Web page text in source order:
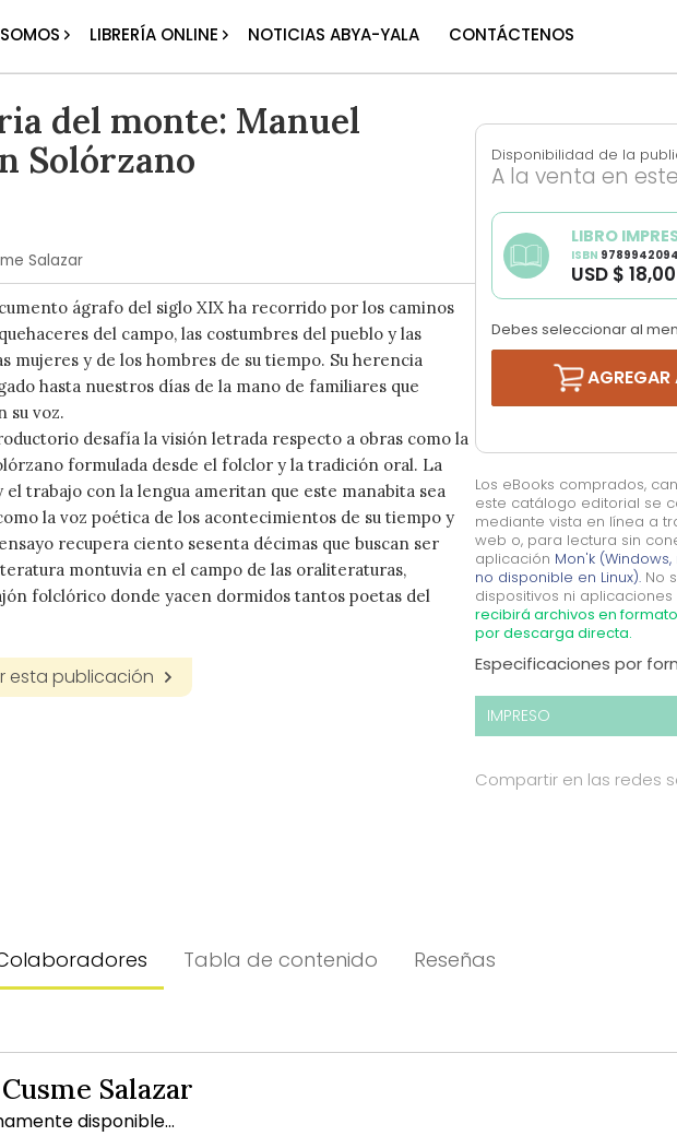
LIBRERÍA ONLINE NOTICIAS ABYA-YALA CONTÁCTENOS
del monte: Manuel
Solórzano
Salazar
ágrafo del siglo XIX ha recorrido por los caminos
del campo, las costumbres del pueblo y las
mujeres y de los hombres de su tiempo. Su herencia
hasta nuestros días de la mano de familiares que
su voz.
desafía la visión letrada respecto a obras como la
formulada desde el folclor y la tradición oral. La
el trabajo con la lengua ameritan que este manabita sea
la voz poética de los acontecimientos de su tiempo y
recupera ciento sesenta décimas que buscan ser
montuvia en el campo de las oraliteraturas,
folclórico donde yacen dormidos tantos poetas del
esta publicación
Disponibilidad de la
A la venta en
LIBRO
ISBN
USD $ 18,00
Debes seleccionar al
Los eBooks comprados,
este catálogo editorial se
mediante vista en línea a
web o, para lectura sin
aplicación Mon'k
no disponible en Linux).No
dispositivos ni aplicaciones
recibirá archivos en formato
por descarga directa.
Especificaciones por
IMPRESO
Compartir en las redes
Salazar
disponible...
Tabla de contenido Reseñas